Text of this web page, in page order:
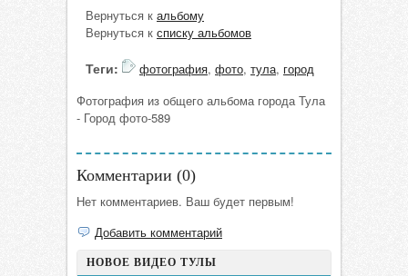
Вернуться к альбому
Вернуться к списку альбомов
Теги: фотография, фото, тула, город
Фотография из общего альбома города Тула
- Город фото-589
Комментарии (0)
Нет комментариев. Ваш будет первым!
Добавить комментарий
НОВОЕ ВИДЕО ТУЛЫ